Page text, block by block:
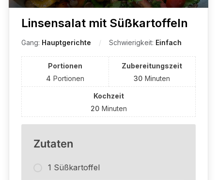
Linsensalat mit Süßkartoffeln
Gang: Hauptgerichte Schwierigkeit: Einfach
Portionen
4 Portionen
Zubereitungszeit
30 Minuten
Kochzeit
20 Minuten
Zutaten
1 Süßkartoffel